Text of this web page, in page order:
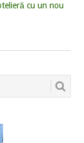
cu un nou